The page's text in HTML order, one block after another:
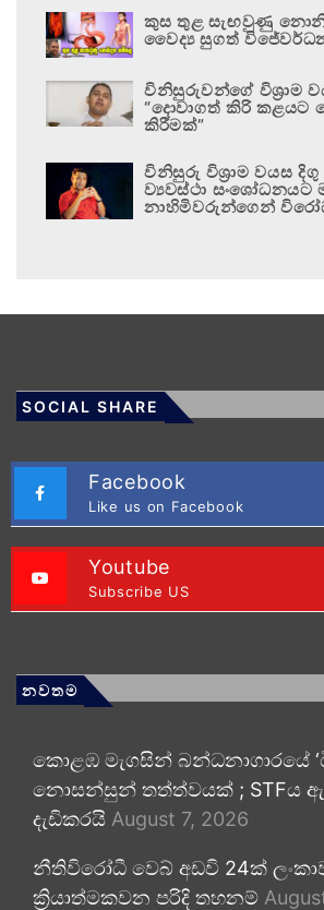
කුස තුළ සැඟවුණු
වෛද්‍ය සුගත්
විනිසුරුවන්ගේ විශ්‍රාම
“දොවාගත් කිරි කළයට
කිරීමක්”
විනිසුරු විශ්‍රාම වයස
ව්‍යවස්ථා සංශෝධනයට
නාහිමිවරුන්ගෙන්
SOCIAL SHARE
Facebook
Like us on Facebook
Youtube
Subscribe US
නවතම
කොළඹ මැගසින් බන්ධනාගාරයේ
නොසන්සුන් තත්ත්වයක් ; STFය
දැඩිකරයි August 7, 2026
නීතිවිරෝධී වෙබ් අඩවි 24ක්
ක්‍රියාත්මකවන පරිදි තහනම්